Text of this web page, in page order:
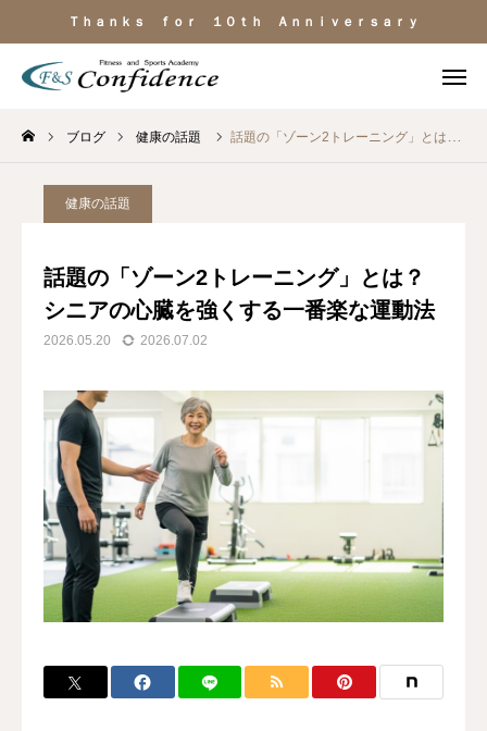
Ｔｈａｎｋｓ ｆｏｒ １０ｔｈ Ａｎｎｉｖｅｒｓａｒｙ
ブログ 健康の話題 話題の「ゾーン2トレーニング」とは？ シニアの心臓を強くする一番楽な運動法
健康の話題
話題の「ゾーン2トレーニング」とは？
シニアの心臓を強くする一番楽な運動法
2026.05.20 2026.07.02
施設見学 ＬＩＮＥ相談
電話
料金・サービス
トレーナー紹介
アクセス
ブログ